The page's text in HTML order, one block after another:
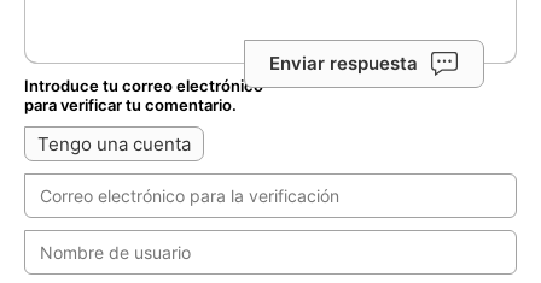
Enviar respuesta
Introduce tu correo electrónico
para verificar tu comentario.
Tengo una cuenta